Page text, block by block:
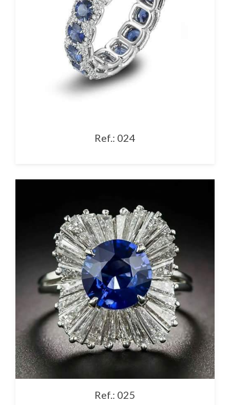
Ref.: 024
Ref.: 025